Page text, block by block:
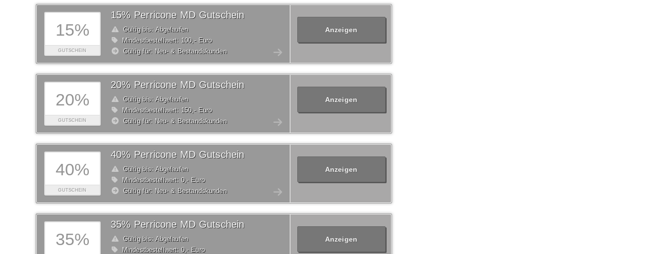
15%
GUTSCHEIN
15% Perricone MD Gutschein
Gültig bis: Abgelaufen
Mindestbestellwert: 100,- Euro
Gültig für: Neu- & Bestandskunden
Anzeigen
20%
GUTSCHEIN
20% Perricone MD Gutschein
Gültig bis: Abgelaufen
Mindestbestellwert: 150,- Euro
Gültig für: Neu- & Bestandskunden
Anzeigen
40%
GUTSCHEIN
40% Perricone MD Gutschein
Gültig bis: Abgelaufen
Mindestbestellwert: 0,- Euro
Gültig für: Neu- & Bestandskunden
Anzeigen
35%
35% Perricone MD Gutschein
Gültig bis: Abgelaufen
Mindestbestellwert: 0,- Euro
Anzeigen